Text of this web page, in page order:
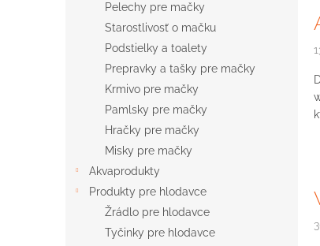
Pelechy pre mačky
Starostlivosť o mačku
Podstielky a toalety
Prepravky a tašky pre mačky
Krmivo pre mačky
Pamlsky pre mačky
Hračky pre mačky
Misky pre mačky
Akvaprodukty
Produkty pre hlodavce
Žrádlo pre hlodavce
Tyčinky pre hlodavce